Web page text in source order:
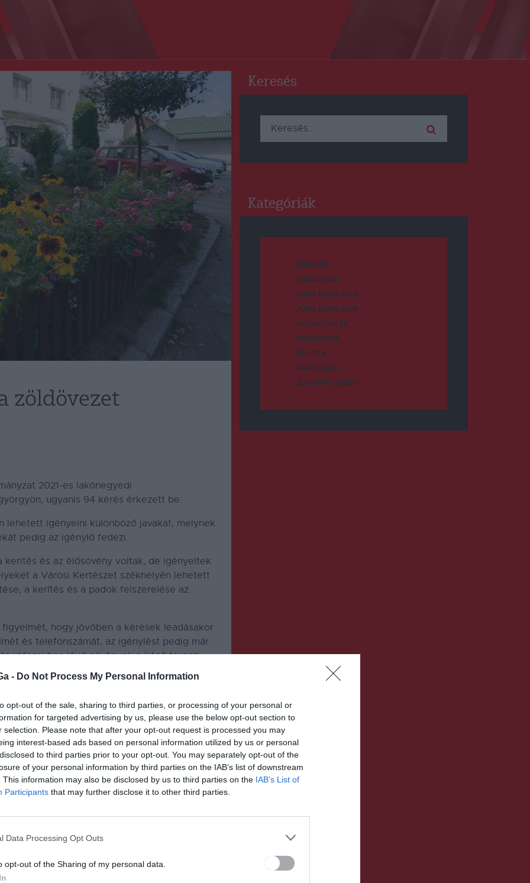
- Do Not Process My Personal Information
opt-out of the sale, sharing to third parties, or processing of your personal or
for targeted advertising by us, please use the below opt-out section to
selection. Please note that after your opt-out request is processed you may
interest-based ads based on personal information utilized by us or personal
to third parties prior to your opt-out. You may separately opt-out of the
of your personal information by third parties on the IAB’s list of downstream
This information may also be disclosed by us to third parties on the IAB’s List of
Participants that may further disclose it to other third parties.
Data Processing Opt Outs
opt-out of the Sharing of my personal data.
zöldövezet
2021-es lakónegyedi
ugyanis 94 kérés érkezett be.
igényelni különböző javakat, melynek
pedig az igénylő fedezi.
kerítés és az élősövény voltak, de igényeltek
a Városi Kertészet székhelyén lehetett
a kerítés és a padok felszerelése az
hogy jövőben a kérések leadásakor
és telefonszámát, az igénylést pedig már
időszakban lévő növények a késő tavaszi
meg.
KÖVETKEZŐ BEJEGYZÉS
Mintegy ezer patikában lehet
gyorstesztet végeztetni
Keresés
Keresés:
Kategóriák
CSÍKSZÉK
DUMA DUBA
DUMA DUBA 2024
DUMA DUBA 2026
GYERGYÓSZÉK
HÁROMSZÉK
HÍRLISTA
MAROSSZÉK
UDVARHELYSZÉK